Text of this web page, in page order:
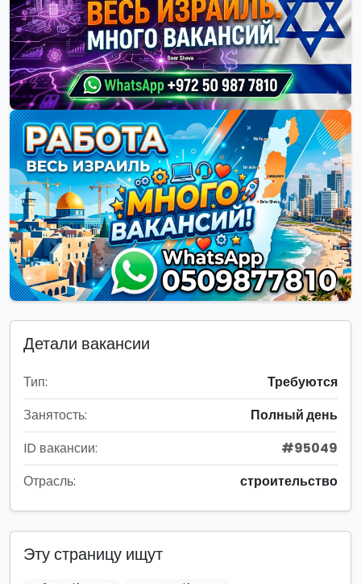
Детали вакансии
Тип:
Требуются
Занятость:
Полный день
ID вакансии:
#95049
Отрасль:
строительство
Эту страницу ищут